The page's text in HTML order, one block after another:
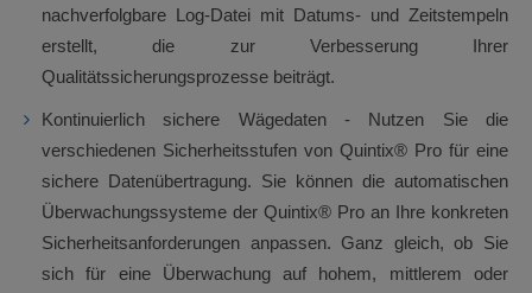
nachverfolgbare Log-Datei mit Datums- und Zeitstempeln
erstellt, die zur Verbesserung Ihrer
Qualitätssicherungsprozesse beiträgt.
Kontinuierlich sichere Wägedaten - Nutzen Sie die
verschiedenen Sicherheitsstufen von Quintix® Pro für eine
sichere Datenübertragung. Sie können die automatischen
Überwachungssysteme der Quintix® Pro an Ihre konkreten
Sicherheitsanforderungen anpassen. Ganz gleich, ob Sie
sich für eine Überwachung auf hohem, mittlerem oder